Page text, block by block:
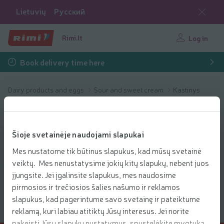
Šioje svetainėje naudojami slapukai
Mes nustatome tik būtinus slapukus, kad mūsų svetainė
veiktų. Mes nenustatysime jokių kitų slapukų, nebent juos
įjungsite. Jei įgalinsite slapukus, mes naudosime
pirmosios ir trečiosios šalies našumo ir reklamos
slapukus, kad pagerintume savo svetainę ir pateiktume
reklamą, kuri labiau atitiktų Jūsų interesus. Jei norite
Lietuvių Русский
Rimi.lt Log in
Book delivery time here
Dairy products and eggs Sour and sweet cream Kastinys
Kastinys
Filter products
Show products 40